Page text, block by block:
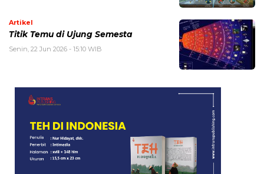
Artikel
Titik Temu di Ujung Semesta
Senin, 22 Jun 2026 - 15:10 WIB